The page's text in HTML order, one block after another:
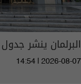
البرلمان ينشر
14:54 | 2026-08-07